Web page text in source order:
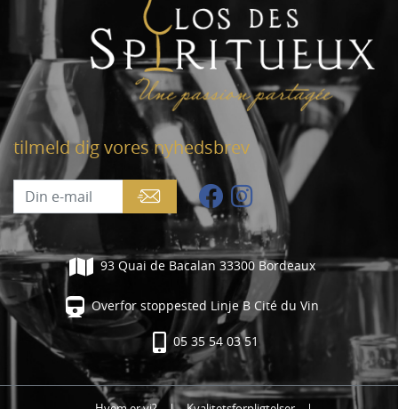
tilmeld dig vores nyhedsbrev
93 Quai de Bacalan 33300 Bordeaux
Overfor stoppested Linje B Cité du Vin
05 35 54 03 51